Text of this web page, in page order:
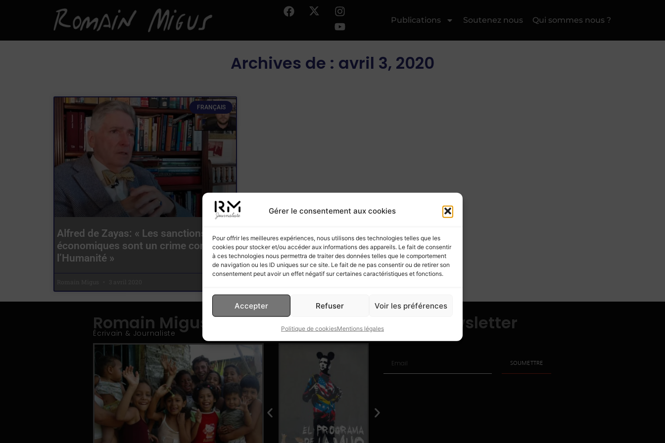
Gérer le consentement aux cookies
Pour offrir les meilleures expériences, nous utilisons des technologies telles que les
cookies pour stocker et/ou accéder aux informations des appareils. Le fait de consentir
à ces technologies nous permettra de traiter des données telles que le comportement
de navigation ou les ID uniques sur ce site. Le fait de ne pas consentir ou de retirer son
consentement peut avoir un effet négatif sur certaines caractéristiques et fonctions.
Accepter Refuser Voir les préférences
Politique de cookiesMentions légales
Publications Soutenez nous Qui sommes nous ?
Archives de : avril 3, 2020
FRANÇAIS
Alfred de Zayas: « Les sanctions
économiques sont un crime contre
l’Humanité »
Romain Migus
Écrivain & Journaliste Publications
Livres Notre newsletter
SOUMETTRE